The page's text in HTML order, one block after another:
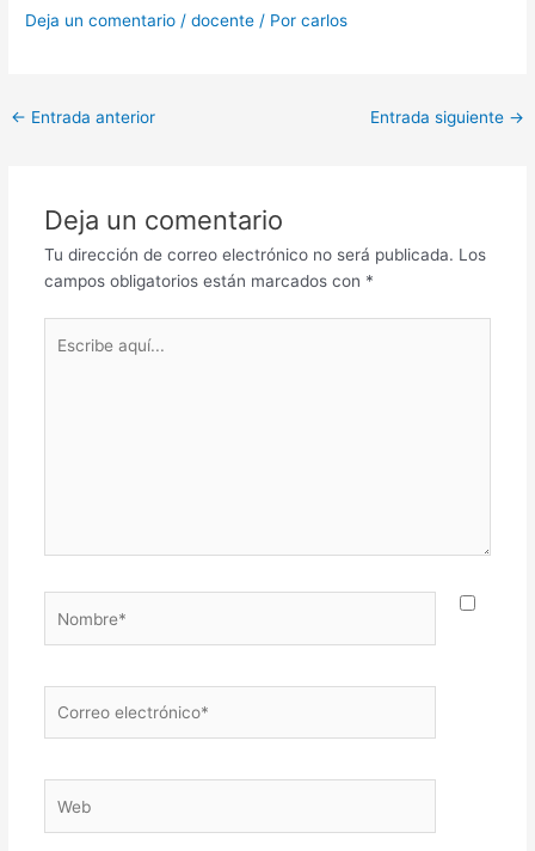
Deja un comentario /docente / Porcarlos
← Entrada anterior Entrada siguiente →
Deja un comentario
Tu dirección de correo electrónico no será publicada. Los
campos obligatorios están marcados con *
aquí...
electrónico*